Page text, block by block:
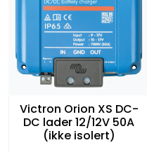
Victron Orion XS DC-
DC lader 12/12V 50A
(ikke isolert)